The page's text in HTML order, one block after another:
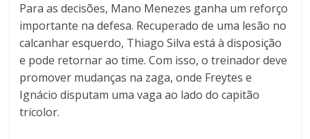
Para as decisões, Mano Menezes ganha um reforço
importante na defesa. Recuperado de uma lesão no
calcanhar esquerdo, Thiago Silva está à disposição
e pode retornar ao time. Com isso, o treinador deve
promover mudanças na zaga, onde Freytes e
Ignácio disputam uma vaga ao lado do capitão
tricolor.